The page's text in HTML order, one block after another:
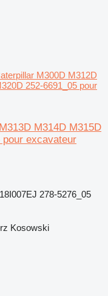
M300D M312D
252-6691_05 pour
M314D M315D
pour excavateur
278-5276_05
Kosowski